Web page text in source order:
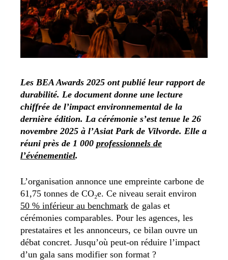
Les BEA Awards 2025 ont publié leur rapport de
durabilité. Le document donne une lecture
chiffrée de l’impact environnemental de la
dernière édition. La cérémonie s’est tenue le 26
novembre 2025 à l’Asiat Park de Vilvorde. Elle a
réuni près de 1 000 professionnels de
l’événementiel.
L’organisation annonce une empreinte carbone de
61,75 tonnes de CO₂e. Ce niveau serait environ
50 % inférieur au benchmark de galas et
cérémonies comparables. Pour les agences, les
prestataires et les annonceurs, ce bilan ouvre un
débat concret. Jusqu’où peut-on réduire l’impact
d’un gala sans modifier son format ?